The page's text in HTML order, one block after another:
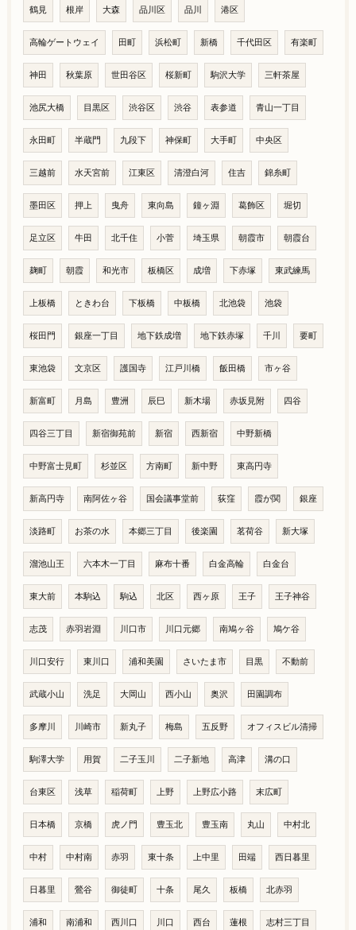
鶴見 根岸 大森 品川区 品川 港区
高輪ゲートウェイ 田町 浜松町 新橋 千代田区 有楽町
神田 秋葉原 世田谷区 桜新町 駒沢大学 三軒茶屋
池尻大橋 目黒区 渋谷区 渋谷 表参道 青山一丁目
永田町 半蔵門 九段下 神保町 大手町 中央区
三越前 水天宮前 江東区 清澄白河 住吉 錦糸町
墨田区 押上 曳舟 東向島 鐘ヶ淵 葛飾区 堀切
足立区 牛田 北千住 小菅 埼玉県 朝霞市 朝霞台
麹町 朝霞 和光市 板橋区 成増 下赤塚 東武練馬
上板橋 ときわ台 下板橋 中板橋 北池袋 池袋
桜田門 銀座一丁目 地下鉄成増 地下鉄赤塚 千川 要町
東池袋 文京区 護国寺 江戸川橋 飯田橋 市ヶ谷
新富町 月島 豊洲 辰巳 新木場 赤坂見附 四谷
四谷三丁目 新宿御苑前 新宿 西新宿 中野新橋
中野富士見町 杉並区 方南町 新中野 東高円寺
新高円寺 南阿佐ヶ谷 国会議事堂前 荻窪 霞が関 銀座
淡路町 お茶の水 本郷三丁目 後楽園 茗荷谷 新大塚
溜池山王 六本木一丁目 麻布十番 白金高輪 白金台
東大前 本駒込 駒込 北区 西ヶ原 王子 王子神谷
志茂 赤羽岩淵 川口市 川口元郷 南鳩ヶ谷 鳩ケ谷
川口安行 東川口 浦和美園 さいたま市 目黒 不動前
武蔵小山 洗足 大岡山 西小山 奥沢 田園調布
多摩川 川崎市 新丸子 梅島 五反野 オフィスビル清掃
駒澤大学 用賀 二子玉川 二子新地 高津 溝の口
台東区 浅草 稲荷町 上野 上野広小路 末広町
日本橋 京橋 虎ノ門 豊玉北 豊玉南 丸山 中村北
中村 中村南 赤羽 東十条 上中里 田端 西日暮里
日暮里 鶯谷 御徒町 十条 尾久 板橋 北赤羽
浦和 南浦和 西川口 川口 西台 蓮根 志村三丁目